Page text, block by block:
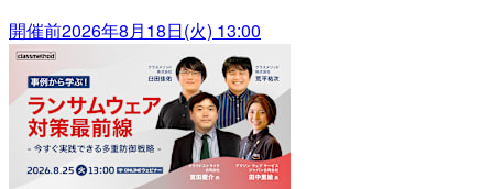
開催前2026年8月18日(火) 13:00